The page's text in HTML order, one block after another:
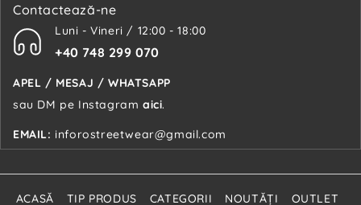
Contactează-ne
Luni - Vineri / 12:00 - 18:00
+40 748 299 070
APEL / MESAJ / WHATSAPP
sau DM pe Instagram aici.
EMAIL: inforostreetwear@gmail.com
ACASĂ TIP PRODUS CATEGORII NOUTĂŢI OUTLET